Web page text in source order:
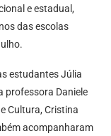
e estadual,
das escolas
estudantes Júlia
professora Daniele
Cultura, Cristina
acompanharam